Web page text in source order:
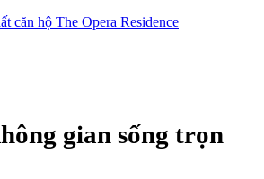
căn hộ The Opera Residence
gian sống trọn